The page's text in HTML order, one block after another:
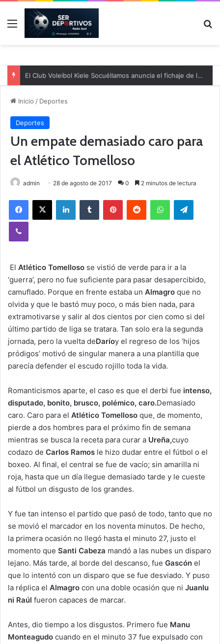
Menú
El Club Voleibol Kiele Socuéllamos anuncia el fichaje de la central norteamericana Morgan Thurlow para la temporada 2026/2027
Inicio / Deportes
Deportes
Un empate demasiado caro para
el Atlético Tomelloso
admin 28 de agosto de 2017 0 2 minutos de lectura
El Atlético Tomelloso se vistió de verde para ir a la
‘guerra’, pero no fue suficiente para pasar desapercibido,
camuflado. Porque en frente estaba un Almagro que no
olvida y que le bastó muy poco, o más bien nada, para
extramotivarse y salir al dos cientos por cien como si del
último partido de liga se tratara. Tan solo era la segunda
jornada, pero la vuelta deDaríoy el regreso de los ‘hijos
pródigos’ motivó de singular manera a una plantilla que
parecía defender el escudo rojillo toda la vida.
Romanticismos aparte, el caso es que el derbi fue intenso,
disputado, bonito, brusco, polémico, caro.Demasiado
caro. Caro para el Atlético Tomelloso que, de momento,
pierde a dos hombres para el próximo fin de semana
mientras se busca la receta para curar a Ureña,cuyo
codazo de Carlos Ramos le hizo dudar entre el fútbol o el
boxeo. Al final, el central se fue de vacío; sin amarilla ni
roja, hasta que un día llegue demasiado tarde y le cueste
al fútbol un disgusto de los grandes.
Y fue tan intenso el partido que pasó de todo, tanto que no
se movió el marcador en los noventa minutos. De hecho,
la primera ocasión no llegó hasta el minuto 27, justo el
momento que Santi Cabeza mandó a las nubes un disparo
lejano. Más tarde, al borde del descanso, fue Gascón el
que lo intentó con un disparo que se fue desviado. Y puso
la réplica el Almagro con una doble ocasión que ni Juanlu
ni Raúl fueron capaces de marcar.
Antes, dio tiempo a los disgustos. Primero fue Manu
Monteagudo cuando en el minuto 37 fue expulsado con